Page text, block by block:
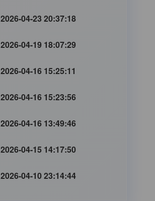
2026-04-23 20:37:18
2026-04-19 18:07:29
2026-04-16 15:25:11
2026-04-16 15:23:56
2026-04-16 13:49:46
2026-04-15 14:17:50
2026-04-10 23:14:44